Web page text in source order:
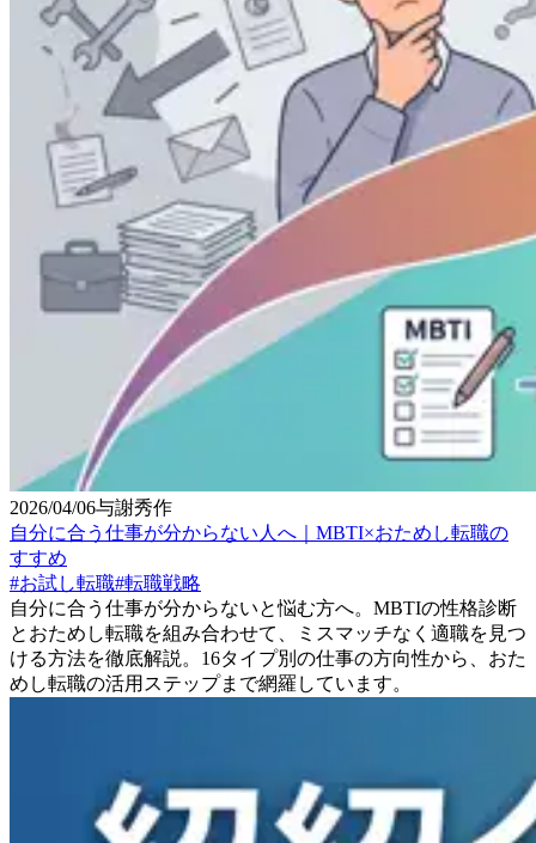
2026/04/06与謝秀作
自分に合う仕事が分からない人へ｜MBTI×おためし転職の
すすめ
#お試し転職#転職戦略
自分に合う仕事が分からないと悩む方へ。MBTIの性格診断
とおためし転職を組み合わせて、ミスマッチなく適職を見つ
ける方法を徹底解説。16タイプ別の仕事の方向性から、おた
めし転職の活用ステップまで網羅しています。